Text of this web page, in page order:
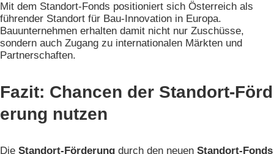
Mit dem Standort-Fonds positioniert sich Österreich als
führender Standort für Bau-Innovation in Europa.
Bauunternehmen erhalten damit nicht nur Zuschüsse,
sondern auch Zugang zu internationalen Märkten und
Partnerschaften.
Fazit: Chancen der Standort-Förd
erung nutzen
Die Standort-Förderung durch den neuen Standort-Fonds